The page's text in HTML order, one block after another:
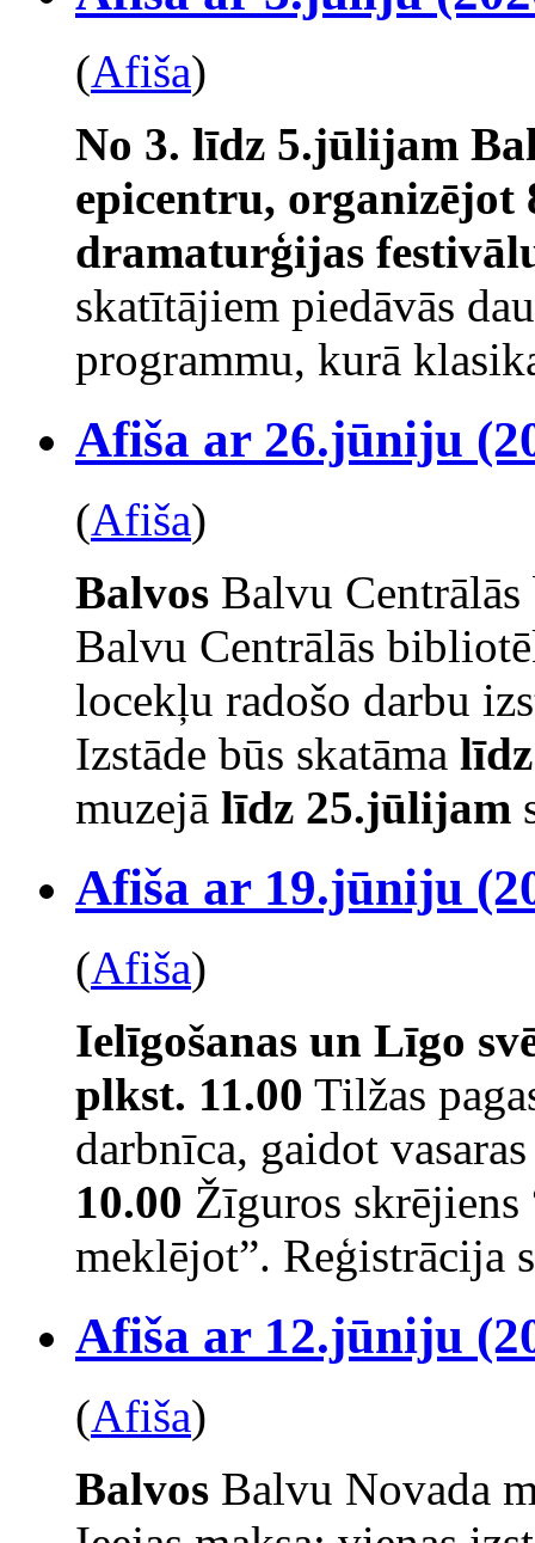
(Afiša)
No 3. līdz 5.jūlijam
epicentru, organizējot
dramaturģijas
skatītājiem piedāvās
programmu, kurā
Afiša ar 26.jūniju
(Afiša)
Balvos Balvu Centrālās
Balvu Centrālās
locekļu radošo darbu
Izstāde būs skatāma
muzejā līdz 25.jūlijam
Afiša ar 19.jūniju
(Afiša)
Ielīgošanas un Līgo
plkst. 11.00 Tilžas
darbnīca, gaidot
10.00 Žīguros skrējiens
meklējot”. Reģistrācija
Afiša ar 12.jūniju
(Afiša)
Balvos Balvu Novada